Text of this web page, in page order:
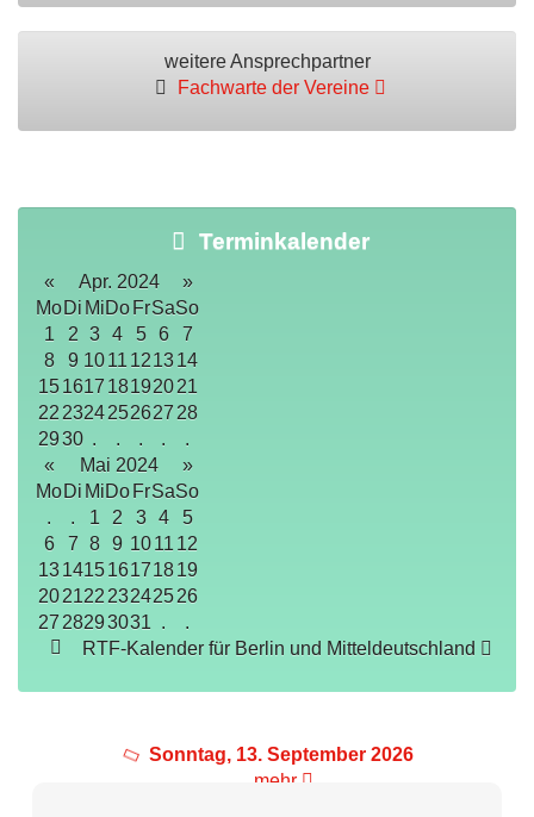
weitere Ansprechpartner
Fachwarte der Vereine
Terminkalender
« Apr. 2024
»
MoDi MiDo FrSaSo
1
2 3 4 5 6
7
8
9 1011 121314
151617 18192021
22 2324252627 28
2930 . . . .
.
«
Mai 2024
»
MoDi MiDo FrSaSo
.
. 1 2 3 4
5
6
7 8 9 1011 12
13141516171819
202122 23242526
27 28293031 .
.
RTF-Kalender für Berlin und Mitteldeutschland
Sonntag, 13. September 2026
mehr